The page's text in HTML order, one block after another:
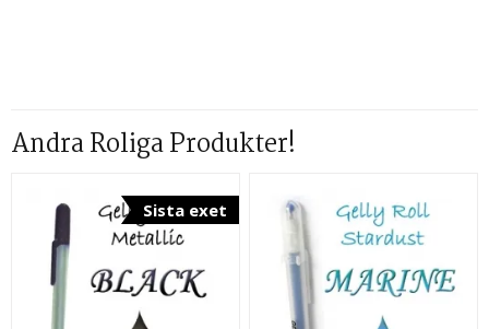
Andra Roliga Produkter!
Sista exet